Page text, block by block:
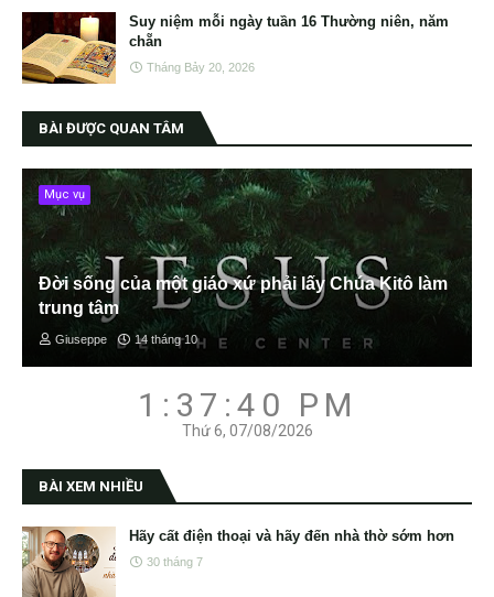
Suy niệm mỗi ngày tuần 16 Thường niên, năm
chẵn
Tháng Bảy 20, 2026
BÀI ĐƯỢC QUAN TÂM
Mục vụ
Đời sống của một giáo xứ phải lấy Chúa Kitô làm
trung tâm
Giuseppe 14 tháng 10
1:37:41 PM
Thứ 6, 07/08/2026
BÀI XEM NHIỀU
Hãy cất điện thoại và hãy đến nhà thờ sớm hơn
30 tháng 7